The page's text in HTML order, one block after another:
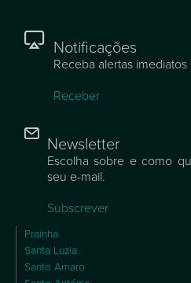
Notificações
Receba alertas
Receber
Newsletter
Escolha sobre e como
seu e-mail.
Subscrever
Praínha
Santa Luzia
Santo Amaro